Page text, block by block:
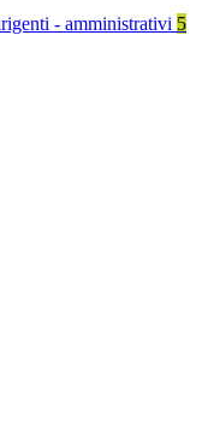
- amministrativi 5